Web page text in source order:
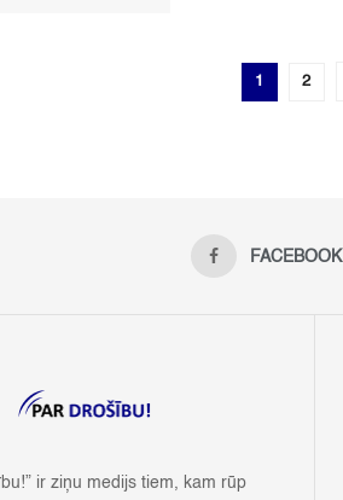
1 2
FACEBOOK
ir ziņu medijs tiem, kam rūp